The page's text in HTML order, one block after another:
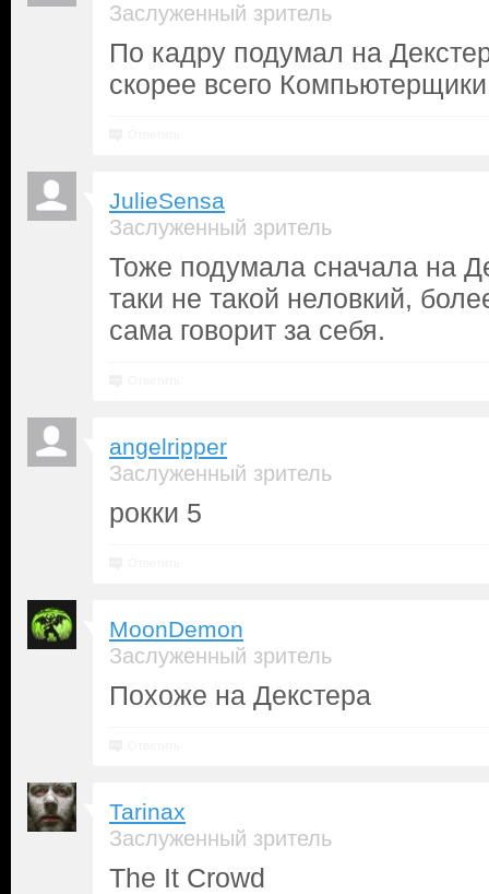
Заслуженный зритель
По кадру подумал на
скорее всего Компьютерщики
JulieSensa
Заслуженный зритель
Тоже подумала сначала на
таки не такой неловкий,
сама говорит за себя.
angelripper
Заслуженный зритель
рокки 5
MoonDemon
Заслуженный зритель
Похоже на Декстера
Tarinax
Заслуженный зритель
The It Crowd